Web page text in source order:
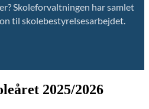
Skoleforvaltningen har samlet
til skolebestyrelsesarbejdet.
2025/2026